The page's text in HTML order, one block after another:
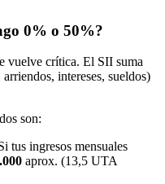
0% o 50%?
vuelve crítica. El SII suma
intereses, sueldos)
son:
tus ingresos mensuales
aprox. (13,5 UTA